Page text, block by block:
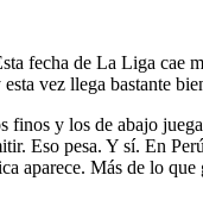
fecha de La Liga cae
vez llega bastante
finos y los de abajo
Eso pesa. Y sí. En
aparece. Más de lo que